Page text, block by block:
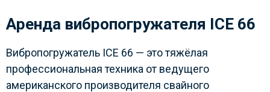
Аренда вибропогружателя ICE 66
Вибропогружатель ICE 66 — это тяжёлая
профессиональная техника от ведущего
американского производителя свайного